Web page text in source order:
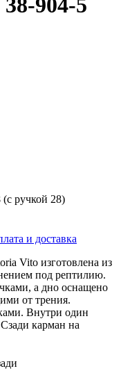
904-5
ручкой 28)
и доставка
Vito изготовлена из
под рептилию.
а дно оснащено
от трения.
Внутри один
карман на